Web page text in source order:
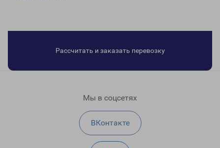
Рассчитать и заказать перевозку
Мы в соцсетях
ВКонтакте